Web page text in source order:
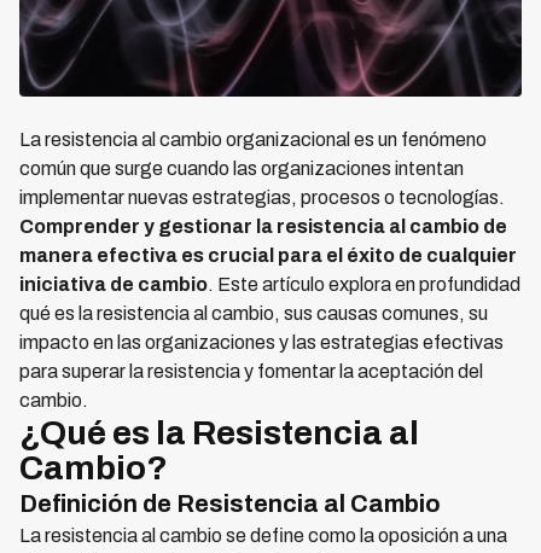
La resistencia al cambio organizacional es un fenómeno
común que surge cuando las organizaciones intentan
implementar nuevas estrategias, procesos o tecnologías.
Comprender y gestionar la resistencia al cambio de
manera efectiva es crucial para el éxito de cualquier
iniciativa de cambio. Este artículo explora en profundidad
qué es la resistencia al cambio, sus causas comunes, su
impacto en las organizaciones y las estrategias efectivas
para superar la resistencia y fomentar la aceptación del
cambio.
¿Qué es la Resistencia al
Cambio?
Definición de Resistencia al Cambio
La resistencia al cambio se define como la oposición a una